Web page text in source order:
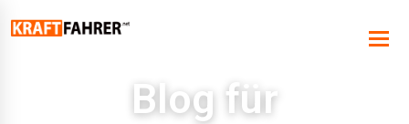
Blog für